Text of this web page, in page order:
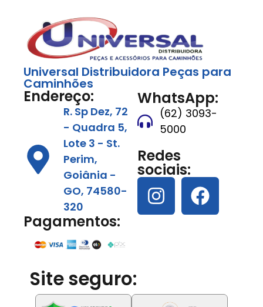
Universal Distribuidora Peças para
Caminhões
Endereço:
R. Sp Dez, 72
- Quadra 5,
Lote 3 - St.
Perim,
Goiânia -
GO, 74580-
320
Pagamentos:
WhatsApp:
(62) 3093-
5000
Redes
sociais:
Site seguro: